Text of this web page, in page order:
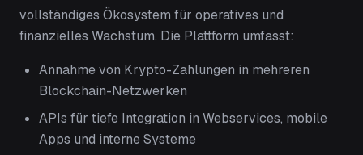
vollständiges Ökosystem für operatives und
finanzielles Wachstum. Die Plattform umfasst:
Annahme von Krypto-Zahlungen in mehreren
Blockchain-Netzwerken
APIs für tiefe Integration in Webservices, mobile
Apps und interne Systeme